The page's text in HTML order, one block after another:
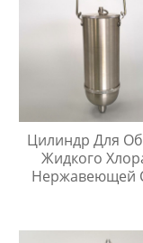
Цилиндр Для
Жидкого
Нержавеющей